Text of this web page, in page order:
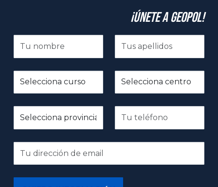
¡Únete a GeoPol!